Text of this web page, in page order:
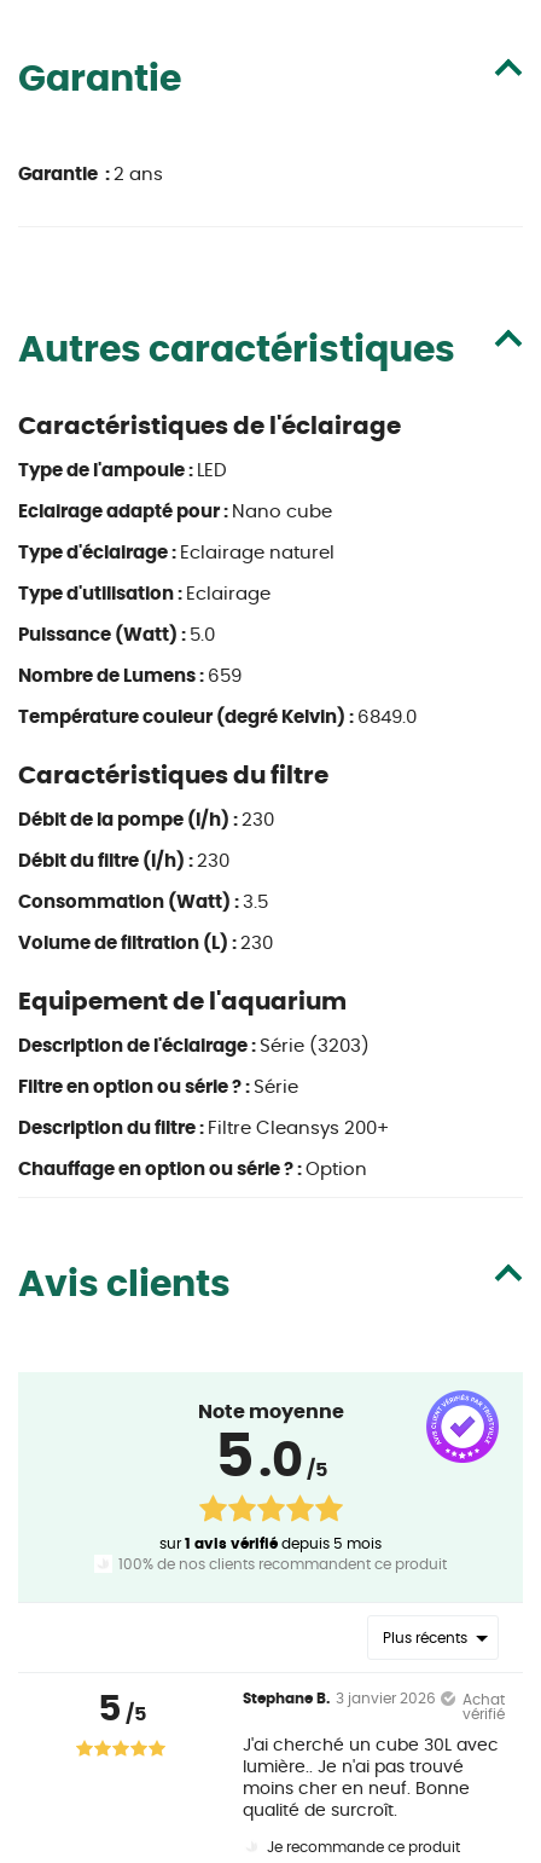
Garantie
Garantie : 2 ans
Autres caractéristiques
Caractéristiques de l'éclairage
Type de l'ampoule : LED
Eclairage adapté pour : Nano cube
Type d'éclairage : Eclairage naturel
Type d'utilisation : Eclairage
Puissance (Watt) : 5.0
Nombre de Lumens : 659
Température couleur (degré Kelvin) : 6849.0
Caractéristiques du filtre
Débit de la pompe (l/h) : 230
Débit du filtre (l/h) : 230
Consommation (Watt) : 3.5
Volume de filtration (L) : 230
Equipement de l'aquarium
Description de l'éclairage : Série (3203)
Filtre en option ou série ? : Série
Description du filtre : Filtre Cleansys 200+
Chauffage en option ou série ? : Option
Avis clients
Note moyenne
5.0 /5
sur1 avis vérifié depuis 5 mois
100% de nos clients recommandent ce produit
Plus récents
5 /5
Stephane B. 3 janvier 2026
Achat
vérifié
J'ai cherché un cube 30L avec
lumière.. Je n'ai pas trouvé
moins cher en neuf. Bonne
qualité de surcroît.
Je recommande ce produit